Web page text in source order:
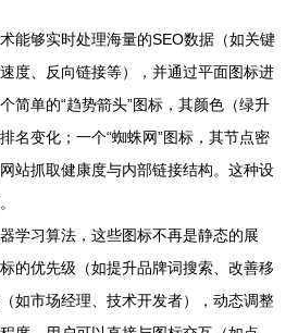
术能够实时处理海量的SEO数据（如关键
度、反向链接等），并通过平面图标进
简单的“趋势箭头”图标，其颜色（绿升
名变化；一个“蜘蛛网”图标，其节点密
站抓取健康度与内部链接结构。这种设
器学习算法，这些图标不再是静态的展
的优先级（如提升品牌词搜索、改善移
如市场经理、技术开发者），动态调整